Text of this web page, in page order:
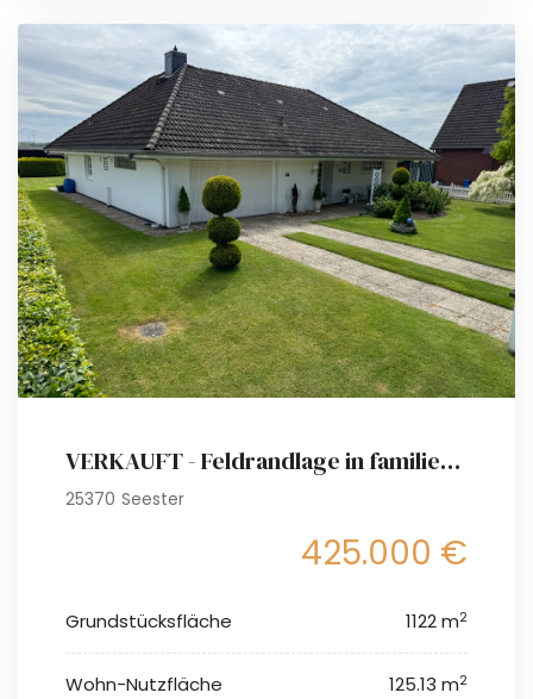
VERKAUFT - Feldrandlage in familienfreundlicher Umgebung
25370 Seester
425.000 €
Grundstücksfläche 1122 m2
Wohn-Nutzfläche 125.13 m2